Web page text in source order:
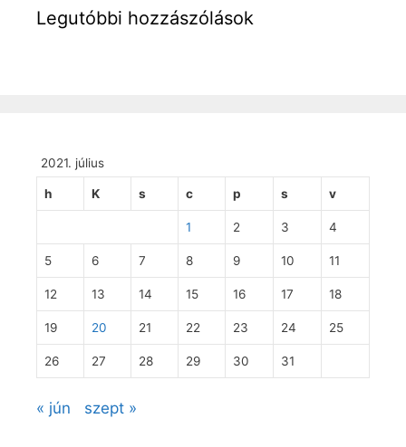
Legutóbbi hozzászólások
2021. július
h K s c p s v
1 2 3 4
5 6 7 8 9 10 11
12 13 14 15 16 17 18
19 20 21 22 23 24 25
26 27 28 29 30 31
« jún szept »